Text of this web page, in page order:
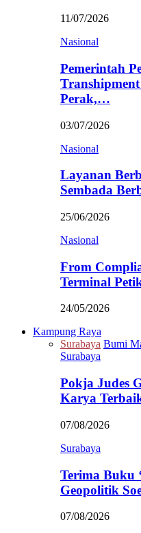
11/07/2026
Nasional
Pemerintah
Perak,…
03/07/2026
Nasional
Layanan
Sembada
25/06/2026
Nasional
From
Terminal
24/05/2026
Kampung Raya
Surabaya Bumi
Surabaya
Pokja Judes
Karya
07/08/2026
Surabaya
Terima Buku
Geopolitik
07/08/2026